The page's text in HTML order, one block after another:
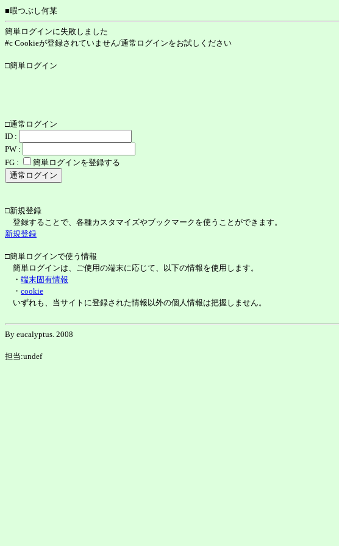
■暇つぶし何某
簡単ログインに失敗しました
#c Cookieが登録されていません/通常ログインをお試しください
□簡単ログイン
□通常ログイン
ID :
PW :
FG :
簡単ログインを登録する
□新規登録
登録することで、各種カスタマイズやブックマークを使うことができます。
新規登録
□簡単ログインで使う情報
簡単ログインは、ご使用の端末に応じて、以下の情報を使用します。
・ 端末固有情報
・ cookie
いずれも、当サイトに登録された情報以外の個人情報は把握しません。
By eucalyptus. 2008
担当:undef